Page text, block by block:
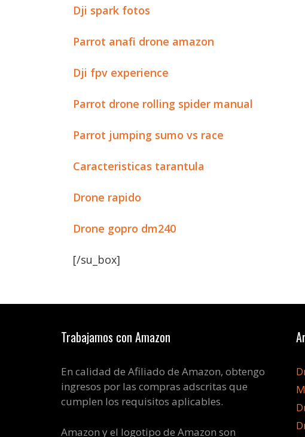
Dji spark fotos
Parrot anafi drone amazon
Dji fpv experience
Parrot drone rolling spider manual
Parrot jumping sumo vs race
Caracteristicas tarantula
Drone rapido
Drone gopro dm240
[/su_box]
Trabajamos con Amazon
En calidad de Afiliado de Amazon, obtengo
ingresos por las compras adscritas que
cumplen los requisitos aplicables.
Amazon y el logotipo de Amazon son